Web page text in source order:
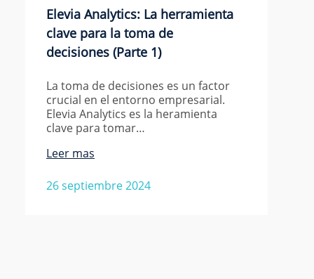
Elevia Analytics: La herramienta
clave para la toma de
decisiones (Parte 1)
La toma de decisiones es un factor
crucial en el entorno empresarial.
Elevia Analytics es la heramienta
clave para tomar…
26 septiembre 2024
Leer mas